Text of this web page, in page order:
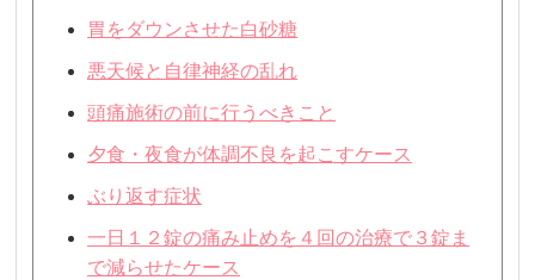
胃をダウンさせた白砂糖
悪天候と自律神経の乱れ
頭痛施術の前に行うべきこと
夕食・夜食が体調不良を起こすケース
ぶり返す症状
一日１２錠の痛み止めを４回の治療で３錠ま
で減らせたケース